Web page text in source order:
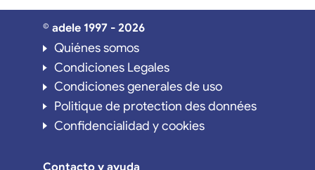
© adele 1997 - 2026
Quiénes somos
Condiciones Legales
Condiciones generales de uso
Politique de protection des données
Confidencialidad y cookies